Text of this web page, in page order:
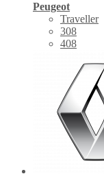
Peugeot
Traveller
308
408